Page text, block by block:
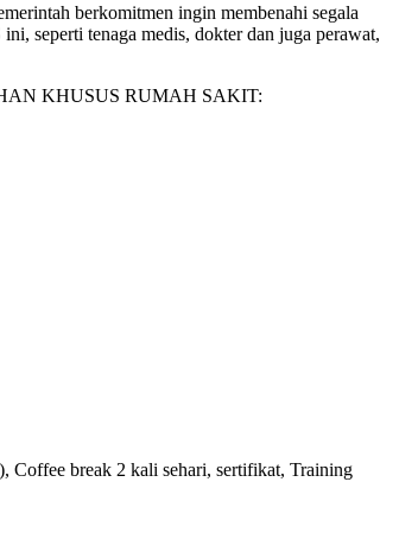
berkomitmen ingin membenahi segala
seperti tenaga medis, dokter dan juga perawat,
KHUSUS RUMAH SAKIT:
Coffee break 2 kali sehari, sertifikat, Training